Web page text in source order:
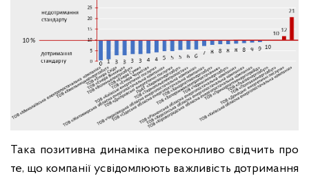
Така позитивна динаміка переконливо свідчить про
те, що компанії усвідомлюють важливість дотримання